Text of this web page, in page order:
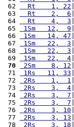
62
  Rt    1, 22
63
  Rt    2,  6
64
  Rt    4,  3
65
1Sm   12,  9
66
1Sm   14, 47
67
1Sm   22,  3
68
1Sm   22,  3
69
1Sm   22,  4
70
2Sm    8, 12
71
1Rs   11, 33
72
2Rs    1,  1
73
2Rs    3,  4
74
2Rs    3,  7
75
2Rs    3,  7
76
2Rs    3, 10
77
2Rs    3, 13
78
2Rs    3, 18